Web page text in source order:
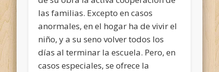
las familias. Excepto en casos
anormales, en el hogar ha de vivir el
niño, y a su seno volver todos los
días al terminar la escuela. Pero, en
casos especiales, se ofrece la